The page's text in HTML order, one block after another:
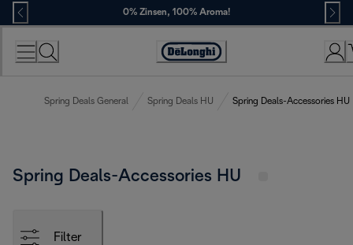
Skip
to
Content
0% Zinsen, 100% Aroma!
Erklärung
Zugänglichkeit
Spring Deals General Spring Deals HU Spring Deals-Accessories HU
Spring Deals-Accessories HU
Filter